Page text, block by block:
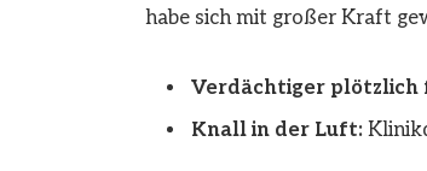
habe sich mit großer Kraft
Verdächtiger plötzlich
Knall in der Luft: